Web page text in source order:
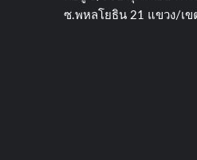
ซ.พหลโยธิน​ 21​ แขวง/เข